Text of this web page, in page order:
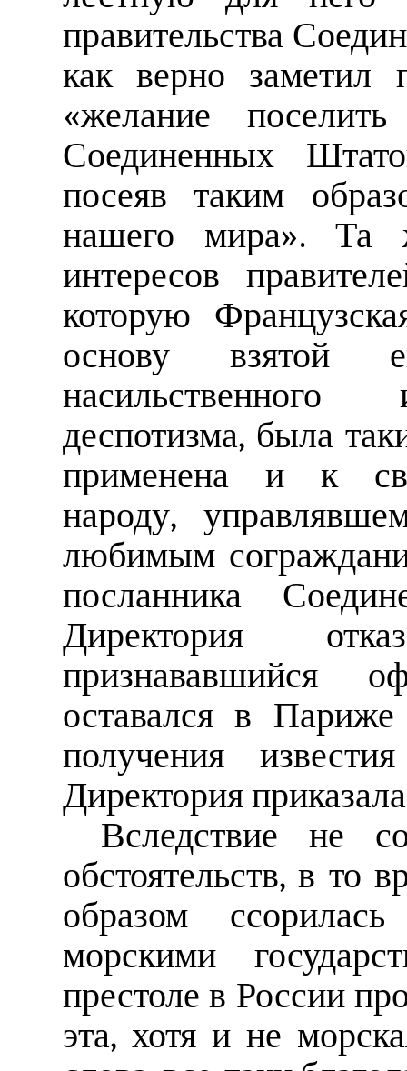
правительства
как верно заметил
«желание
Соединенных
посеяв таким
нашего мира». Та
интересов
которую
основу
насильственного
деспотизма, была
применена и к
народу,
любимым
посланника
Директория
признававшийся
оставался в
получения
Директория
Вследствие не
обстоятельств, в то
образом
морскими
престоле в России
эта, хотя и не